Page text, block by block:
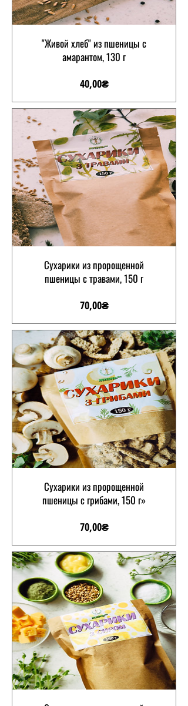
"Живой хлеб" из пшеницы с
амарантом, 130 г
40,00₴Цена
Сухарики из пророщенной
пшеницы с травами, 150 г
70,00₴Цена
Сухарики из пророщенной
пшеницы с грибами, 150 г»
70,00₴Цена